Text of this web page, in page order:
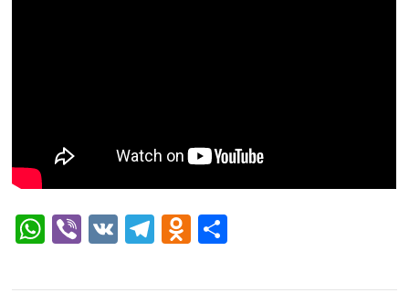
WhatsApp
Viber
VKTelegram
Odnoklassniki